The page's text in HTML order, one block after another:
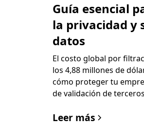
Guía esencial
la privacidad y
datos
El costo global por
los 4,88 millones de
cómo proteger tu
de validación de
Leer más